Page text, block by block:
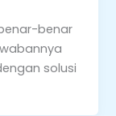
benar
solusi